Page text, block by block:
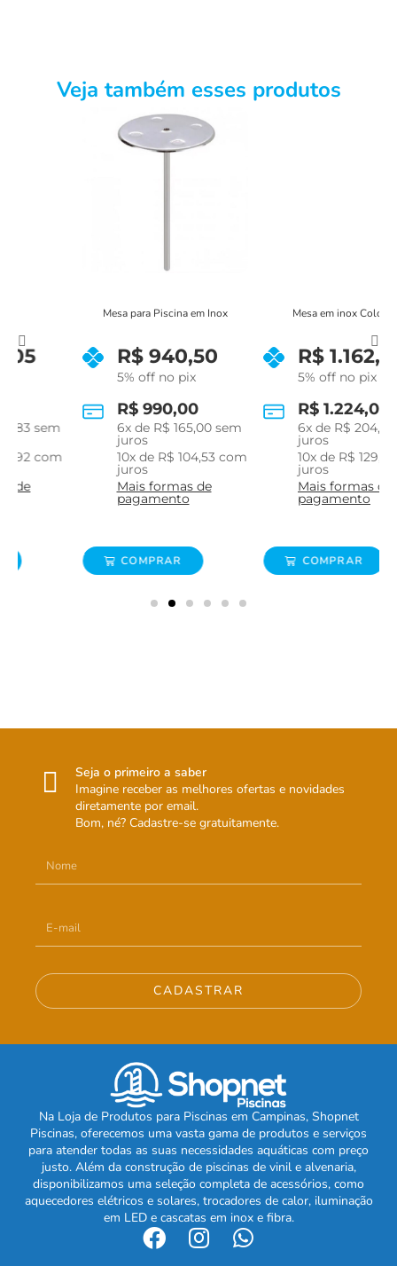
Veja também esses produtos
Mesa para Piscina em Inox
R$940,50
5% off no pix
990,00
6 165,00 sem
10
104,53 com
Mais formas de
pagamento
COMPRAR
Mesa em inox Colonial
R$1.162,80
5% off no pix
1.224,00
6 204,00sem
10
R$129,23 com
Mais formas de
pagamento
COMPRAR
Seja o primeiro a saber
Imagine receber as melhores ofertas e novidades
diretamente por email.
Bom, né? Cadastre-se gratuitamente.
CADASTRAR
Na Loja de Produtos para Piscinas em Campinas, Shopnet
Piscinas, oferecemos uma vasta gama de produtos e serviços
para atender todas as suas necessidades aquáticas com preço
justo. Além da construção de piscinas de vinil e alvenaria,
disponibilizamos uma seleção completa de acessórios, como
aquecedores elétricos e solares, trocadores de calor, iluminação
em LED e cascatas em inox e fibra.